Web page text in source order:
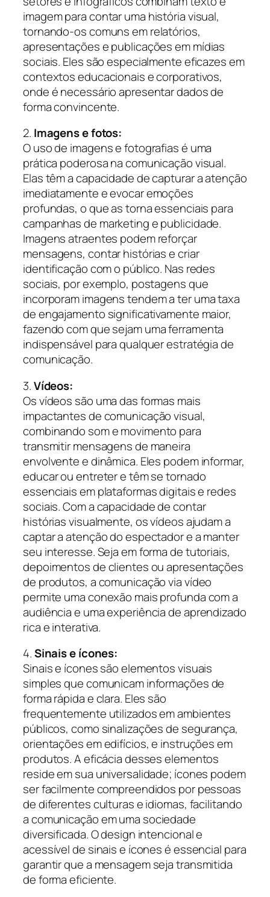
imagem para contar uma história visual,
tornando-os comuns em relatórios,
apresentações e publicações em mídias
sociais. Eles são especialmente eficazes em
contextos educacionais e corporativos,
onde é necessário apresentar dados de
forma convincente.
2. Imagens e fotos:
O uso de imagens e fotografias é uma
prática poderosa na comunicação visual.
Elas têm a capacidade de capturar a atenção
imediatamente e evocar emoções
profundas, o que as torna essenciais para
campanhas de marketing e publicidade.
Imagens atraentes podem reforçar
mensagens, contar histórias e criar
identificação com o público. Nas redes
sociais, por exemplo, postagens que
incorporam imagens tendem a ter uma taxa
de engajamento significativamente maior,
fazendo com que sejam uma ferramenta
indispensável para qualquer estratégia de
comunicação.
3.Vídeos:
Os vídeos são uma das formas mais
impactantes de comunicação visual,
combinando som e movimento para
transmitir mensagens de maneira
envolvente e dinâmica. Eles podem informar,
educar ou entreter e têm se tornado
essenciais em plataformas digitais e redes
sociais. Com a capacidade de contar
histórias visualmente, os vídeos ajudam a
captar a atenção do espectador e a manter
seu interesse. Seja em forma de tutoriais,
depoimentos de clientes ou apresentações
de produtos, a comunicação via vídeo
permite uma conexão mais profunda com a
audiência e uma experiência de aprendizado
rica e interativa.
4.Sinais e ícones:
Sinais e ícones são elementos visuais
simples que comunicam informações de
forma rápida e clara. Eles são
frequentemente utilizados em ambientes
públicos, como sinalizações de segurança,
orientações em edifícios, e instruções em
produtos. A eficácia desses elementos
reside em sua universalidade; ícones podem
ser facilmente compreendidos por pessoas
de diferentes culturas e idiomas, facilitando
a comunicação em uma sociedade
diversificada. O design intencional e
acessível de sinais e ícones é essencial para
garantir que a mensagem seja transmitida
de forma eficiente.